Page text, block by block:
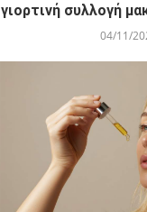
γιορτινή συλλογή
04/11/